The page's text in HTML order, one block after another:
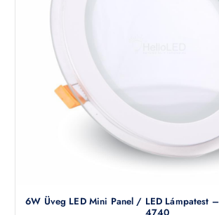
6W Üveg LED Mini Panel / LED Lámpatest